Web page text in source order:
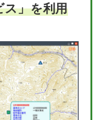
ス」を利用